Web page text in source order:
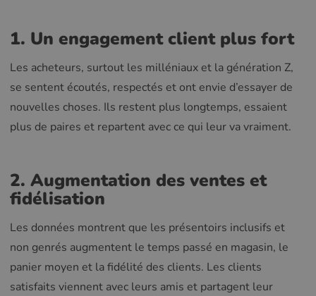
1. Un engagement client plus fort
Les acheteurs, surtout les milléniaux et la génération Z,
se sentent écoutés, respectés et ont envie d’essayer de
nouvelles choses. Ils restent plus longtemps, essaient
plus de paires et repartent avec ce qui leur va vraiment.
2. Augmentation des ventes et
fidélisation
Les données montrent que les présentoirs inclusifs et
non genrés augmentent le temps passé en magasin, le
panier moyen et la fidélité des clients. Les clients
satisfaits viennent avec leurs amis et partagent leur